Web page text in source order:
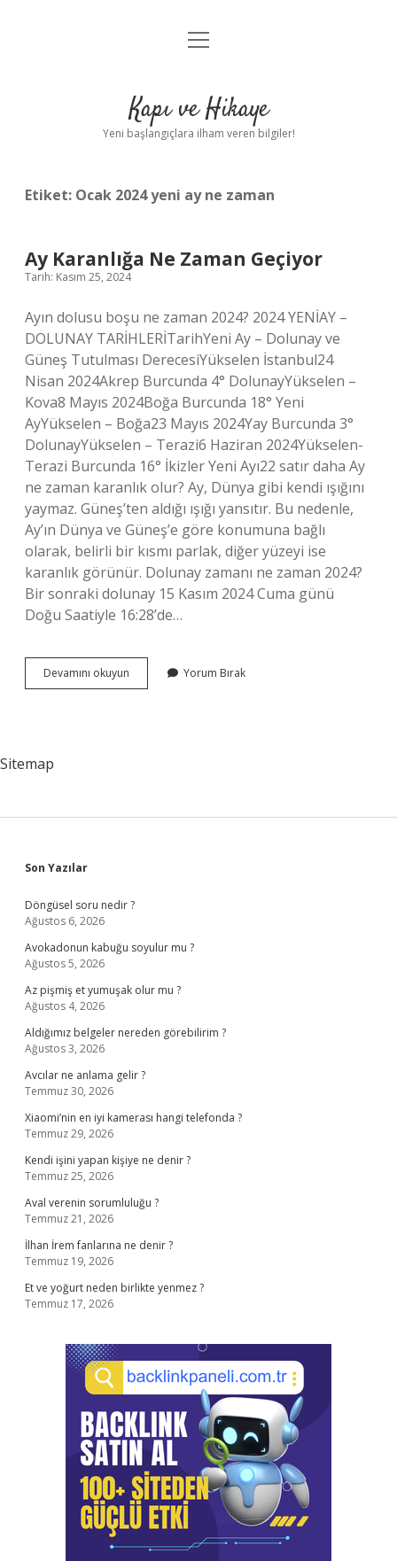
Anasayfa
Yasal Uyarı
menüyü
Kapı ve Hikaye
Yeni başlangıçlara ilham veren bilgiler!
Etiket: Ocak 2024 yeni ay ne zaman
Ay Karanlığa Ne Zaman Geçiyor
Tarih: Kasım 25, 2024
Ayın dolusu boşu ne zaman 2024? 2024 YENİAY –
DOLUNAY TARİHLERİTarihYeni Ay – Dolunay ve
Güneş Tutulması DerecesiYükselen İstanbul24
Nisan 2024Akrep Burcunda 4° DolunayYükselen –
Kova8 Mayıs 2024Boğa Burcunda 18° Yeni
AyYükselen – Boğa23 Mayıs 2024Yay Burcunda 3°
DolunayYükselen – Terazi6 Haziran 2024Yükselen-
Terazi Burcunda 16° İkizler Yeni Ayı22 satır daha Ay
ne zaman karanlık olur? Ay, Dünya gibi kendi ışığını
yaymaz. Güneş’ten aldığı ışığı yansıtır. Bu nedenle,
Ay’ın Dünya ve Güneş’e göre konumuna bağlı
olarak, belirli bir kısmı parlak, diğer yüzeyi ise
karanlık görünür. Dolunay zamanı ne zaman 2024?
Bir sonraki dolunay 15 Kasım 2024 Cuma günü
Doğu Saatiyle 16:28’de…
Devamını okuyun
Karanlığa
Yorum Bırak
Sitemap
Sidebar
Son Yazılar
Döngüsel soru nedir ?
Ağustos 6, 2026
Avokadonun kabuğu soyulur mu ?
Ağustos 5, 2026
Az pişmiş et yumuşak olur mu ?
Ağustos 4, 2026
Aldığımız belgeler nereden görebilirim ?
Ağustos 3, 2026
Avcılar ne anlama gelir ?
Temmuz 30, 2026
Xiaomi’nin en iyi kamerası hangi telefonda ?
Temmuz 29, 2026
Kendi işini yapan kişiye ne denir ?
Temmuz 25, 2026
Aval verenin sorumluluğu ?
Temmuz 21, 2026
İlhan İrem fanlarına ne denir ?
Temmuz 19, 2026
Et ve yoğurt neden birlikte yenmez ?
Temmuz 17, 2026